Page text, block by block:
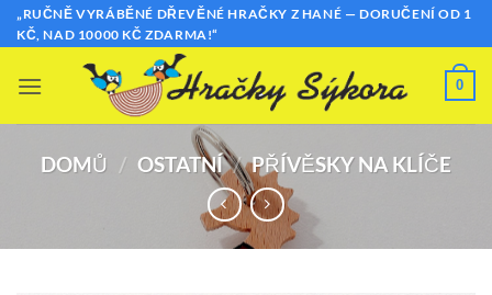
Přeskočit
„RUČNĚ VYRÁBĚNÉ DŘEVĚNÉ HRAČKY Z HANÉ — DORUČENÍ OD 1
KČ, NAD 10000 KČ ZDARMA!“
0
DOMŮ / OSTATNÍ / PŘÍVĚSKY NA KLÍČE